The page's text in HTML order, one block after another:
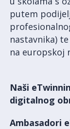
putem
nastavnika)
na europskoj
Naši
digitalnog
Ambasadori